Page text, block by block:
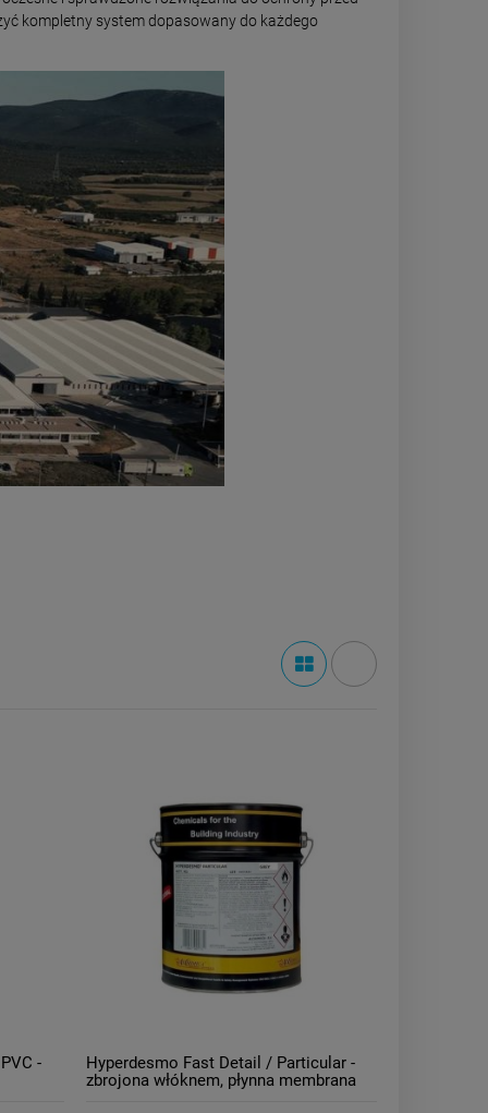
kompletny system dopasowany do każdego
-
Hyperdesmo Fast Detail / Particular -
zbrojona włóknem, płynna membrana